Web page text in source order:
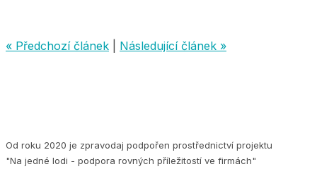
« Předchozí článek Následující článek »
Od roku 2020 je zpravodaj podpořen prostřednictví projektu
"Na jedné lodi - podpora rovných příležitostí ve firmách"